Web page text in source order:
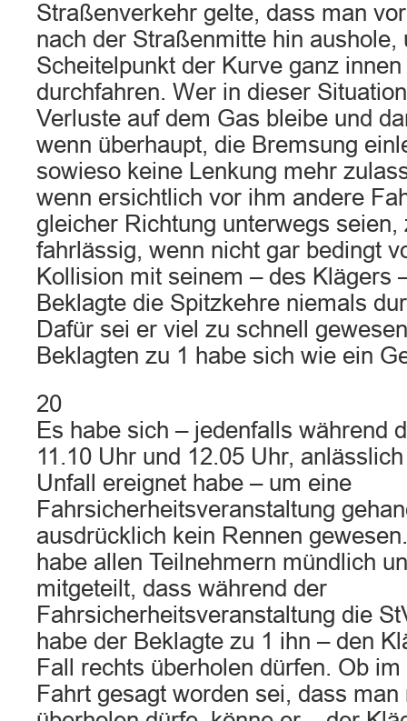
Straßenverkehr gelte, dass man
nach der Straßenmitte hin aushole,
Scheitelpunkt der Kurve ganz
durchfahren. Wer in dieser
Verluste auf dem Gas bleibe und
wenn überhaupt, die Bremsung
sowieso keine Lenkung mehr
wenn ersichtlich vor ihm andere
gleicher Richtung unterwegs seien,
fahrlässig, wenn nicht gar bedingt
Kollision mit seinem – des Klägers
Beklagte die Spitzkehre niemals
Dafür sei er viel zu schnell
Beklagten zu 1 habe sich wie ein
20
Es habe sich – jedenfalls während
11.10 Uhr und 12.05 Uhr,
Unfall ereignet habe – um eine
Fahrsicherheitsveranstaltung
ausdrücklich kein Rennen
habe allen Teilnehmern mündlich
mitgeteilt, dass während der
Fahrsicherheitsveranstaltung die
habe der Beklagte zu 1 ihn – den
Fall rechts überholen dürfen. Ob
Fahrt gesagt worden sei, dass